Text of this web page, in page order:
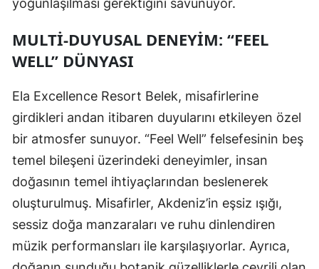
MULTI-DUYUSAL DENEYIM: “FEEL
WELL” DÜNYASI
Ela Excellence Resort Belek, misafirlerine
girdikleri andan itibaren duyularını etkileyen özel
bir atmosfer sunuyor. “Feel Well” felsefesinin beş
temel bileşeni üzerindeki deneyimler, insan
doğasının temel ihtiyaçlarından beslenerek
oluşturulmuş. Misafirler, Akdeniz’in eşsiz ışığı,
sessiz doğa manzaraları ve ruhu dinlendiren
müzik performansları ile karşılaşıyorlar. Ayrıca,